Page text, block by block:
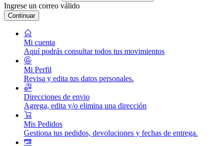
Ingrese un correo válido
Continuar
Mi cuenta
Aquí podrás consultar todos tus movimientos
Mi Perfil
Revisa y edita tus datos personales.
Direcciones de envio
Agrega, edita y/o elimina una dirección
Mis Pedidos
Gestiona tus pedidos, devoluciones y fechas de entrega.